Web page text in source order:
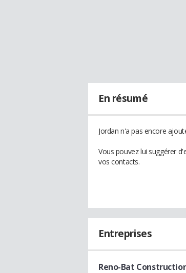
En résumé
Jordan n'a pas encore
Vous pouvez lui suggérer
vos contacts.
Entreprises
Reno-Bat